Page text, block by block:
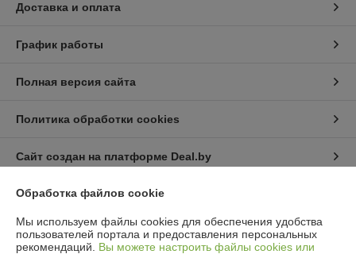
Доставка и оплата
График работы
Полная версия сайта
Политика обработки cookies
Сайт создан на платформе Deal.by
Юридическое лицо:Частное унитарное предприятие «Холихил»
223053 Минский р-н, Боровлянский с/с, п. Сонечный, ул. Сосновая, дом
Обработка файлов cookie
Мы используем файлы cookies для обеспечения удобства
пользователей портала и предоставления персональных
рекомендаций. Вы можете настроить файлы cookies или